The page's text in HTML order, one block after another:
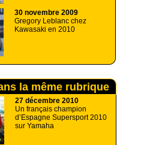
30 novembre 2009
Gregory Leblanc chez
Kawasaki en 2010
la même rubrique
27 décembre 2010
Un français champion
d’Espagne Supersport 2010
sur Yamaha